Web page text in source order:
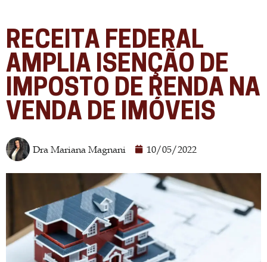
RECEITA FEDERAL
AMPLIA ISENÇÃO DE
IMPOSTO DE RENDA NA
VENDA DE IMÓVEIS
Dra Mariana Magnani 10/05/2022